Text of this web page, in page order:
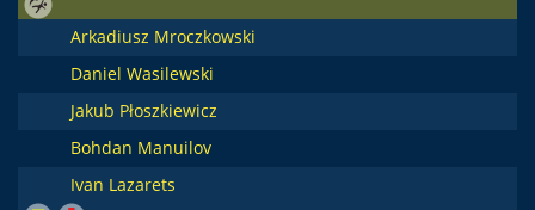
Arkadiusz Mroczkowski
Daniel Wasilewski
Jakub Płoszkiewicz
Bohdan Manuilov
Ivan Lazarets